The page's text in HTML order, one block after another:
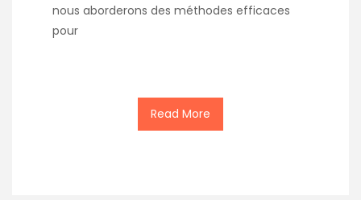
nous aborderons des méthodes efficaces
pour
Read More